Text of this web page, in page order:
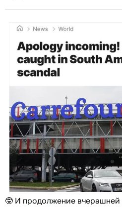
🤓 И продолжение вчерашней